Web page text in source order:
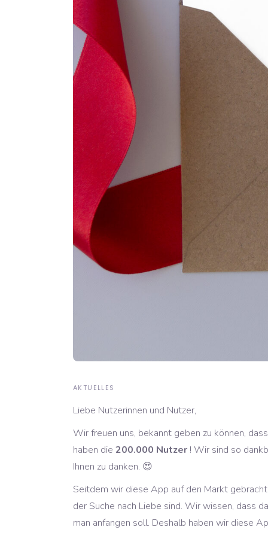
AKTUELLES
Liebe Nutzerinnen und Nutzer,
Wir freuen uns, bekannt geben zu können,
haben die 200.000 Nutzer ! Wir sind so
Ihnen zu danken. 😍
Seitdem wir diese App auf den Markt
der Suche nach Liebe sind. Wir wissen, dass
man anfangen soll. Deshalb haben wir diese